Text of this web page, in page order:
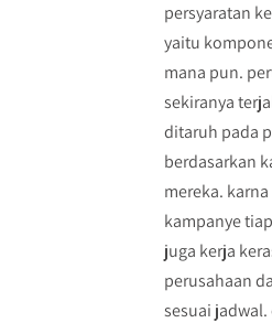
persyaratan
yaitu
mana pun.
sekiranya
ditaruh pada
berdasarkan
mereka.
kampanye
juga kerja
perusahaan
sesuai